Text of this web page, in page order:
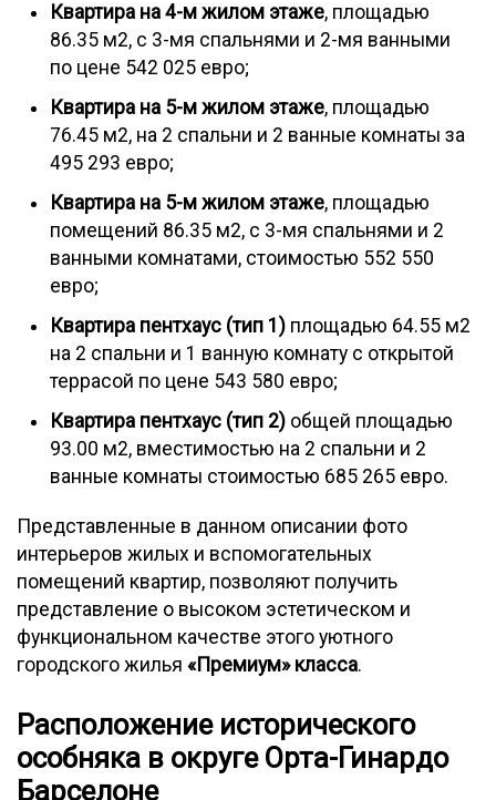
Квартира на 4-м жилом этаже, площадью
86.35 м2, с 3-мя спальнями и 2-мя ванными
по цене 542 025 евро;
Квартира на 5-м жилом этаже, площадью
76.45 м2, на 2 спальни и 2 ванные комнаты за
495 293 евро;
Квартира на 5-м жилом этаже, площадью
помещений 86.35 м2, с 3-мя спальнями и 2
ванными комнатами, стоимостью 552 550
евро;
Квартира пентхаус (тип 1) площадью 64.55 м2
на 2 спальни и 1 ванную комнату с открытой
террасой по цене 543 580 евро;
Квартира пентхаус (тип 2) общей площадью
93.00 м2, вместимостью на 2 спальни и 2
ванные комнаты стоимостью 685 265 евро.
Представленные в данном описании фото
интерьеров жилых и вспомогательных
помещений квартир, позволяют получить
представление о высоком эстетическом и
функциональном качестве этого уютного
городского жилья «Премиум» класса.
Расположение исторического
особняка в округе Орта-Гинардо
Барселоне